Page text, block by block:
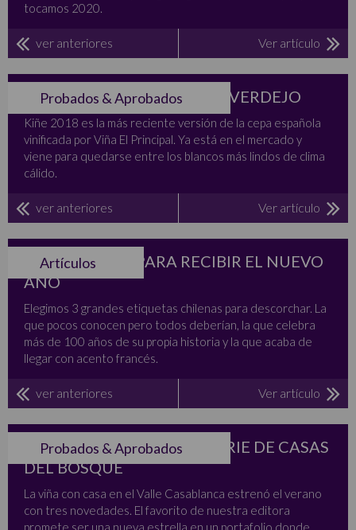
tocamos 2020.
ver anteriores Ver artículo
Probados & Aprobados
HABLEMOS DE UN NUEVO VERDEJO
Kiñe 2018 es la más reciente versión de la cepa española
vinificada por Viña El Principal. Ya está en el mercado y
viene para quedarse entre los blancos más lindos de clima
cálido.
ver anteriores Ver artículo
Artículos
ESPUMANTES PARA RECIBIR EL NUEVO
AÑO
Elegimos 3 grandes etiquetas chilenas para descorchar. La
que pocos conocen pero todos deberían, la que celebra
más de 100 años de su propia historia y la que acaba de
llegar con acento francés.
ver anteriores Ver artículo
Probados & Aprobados
NUEVA LÍNEA BOTANIC SERIE DE CASAS
DEL BOSQUE
La viña con casa en el Valle Casablanca estrenó el verano
con tres novedades. El favorito de nuestra editora
promete ser una nueva estrella en un portafolio donde